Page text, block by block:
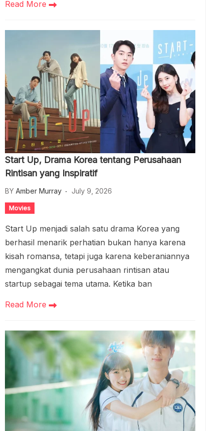
Read More
Start Up, Drama Korea tentang Perusahaan
Rintisan yang Inspiratif
BY Amber Murray July 9, 2026
Movies
Start Up menjadi salah satu drama Korea yang
berhasil menarik perhatian bukan hanya karena
kisah romansa, tetapi juga karena keberaniannya
mengangkat dunia perusahaan rintisan atau
startup sebagai tema utama. Ketika ban
Read More